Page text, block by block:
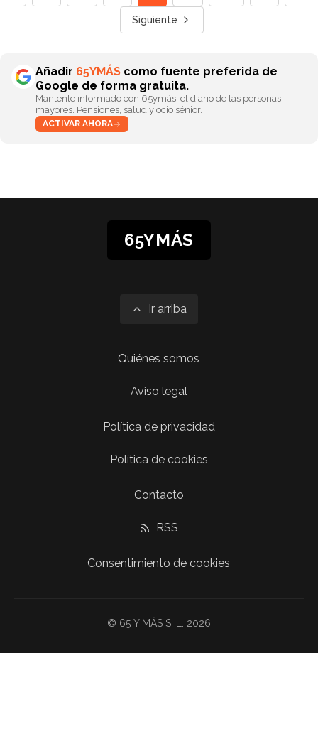
Siguiente
Añadir 65YMÁS como fuente preferida de
Google de forma gratuita.
Mantente informado con 65ymás, el diario de las personas
mayores. Pensiones, salud y ocio sénior.
ACTIVAR AHORA
65YMÁS
Ir arriba
Quiénes somos
Aviso legal
Política de privacidad
Política de cookies
Contacto
RSS
Consentimiento de cookies
© 65 Y MÁS S. L. 2026